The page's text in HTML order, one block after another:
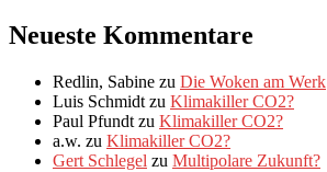
Neueste Kommentare
Redlin, Sabine zu Die Woken am Werk
Luis Schmidt zu Klimakiller CO2?
Paul Pfundt zu Klimakiller CO2?
a.w. zu Klimakiller CO2?
Gert Schlegel zu Multipolare Zukunft?